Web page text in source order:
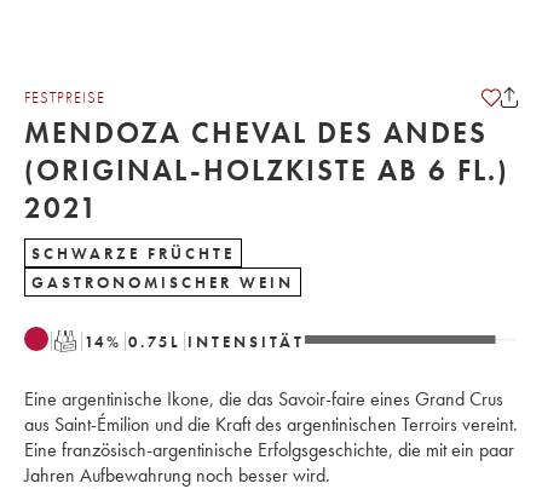
FESTPREISE
MENDOZA CHEVAL DES ANDES
(ORIGINAL-HOLZKISTE AB 6 FL.)
2021
SCHWARZE FRÜCHTE
GASTRONOMISCHER WEIN
T 14% 0.75 L INTENSITÄT
Eine argentinische Ikone, die das Savoir-faire eines Grand Crus
aus Saint-Émilion und die Kraft des argentinischen Terroirs vereint.
Eine französisch-argentinische Erfolgsgeschichte, die mit ein paar
Jahren Aufbewahrung noch besser wird.